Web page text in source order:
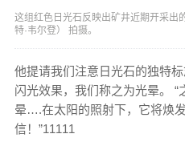
这组红色日光石反映出矿井近期开采出
特·韦尔登） 拍摄。
他提请我们注意日光石的独特
闪光效果，我们称之为光晕。
晕….在太阳的照射下，它将焕
信！”11111